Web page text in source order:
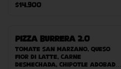
$14.900
Pizza Burrera 2.0
Tomate San Marzano, queso
Fior Di Latte, carne
desmechada, chipotle adobado,